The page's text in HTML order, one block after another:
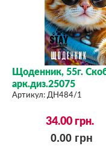
Щоденник, 55г.
арк.диз.25075
Артикул: ДН484/1
34.00грн.
0.00грн